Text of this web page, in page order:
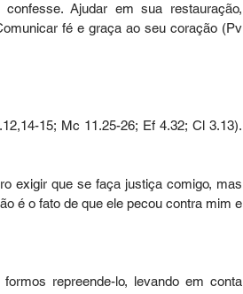
Ajudar em sua restauração,
fé e graça ao seu coração (Pv
15; Mc 11.25-26; Ef 4.32; Cl 3.13).
exigir que se faça justiça comigo, mas
é o fato de que ele pecou contra mim e
repreende-lo, levando em conta